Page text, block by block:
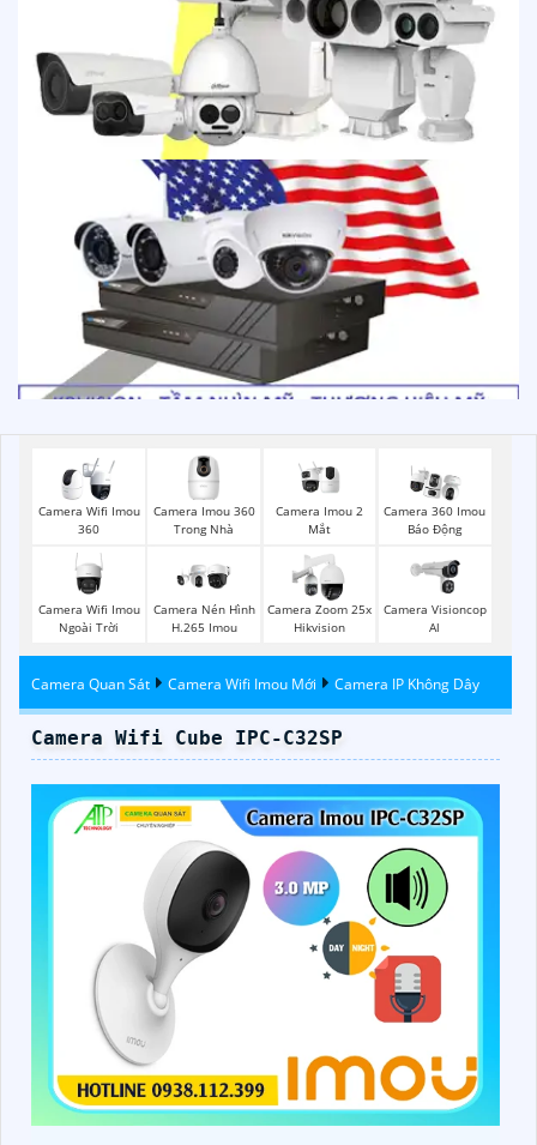
Camera Wifi Imou
360
Camera Imou 360
Trong Nhà
Camera Imou 2
Mắt
Camera 360 Imou
Báo Động
Camera Wifi Imou
Ngoài Trời
Camera Nén Hình
H.265 Imou
Camera Zoom 25x
Hikvision
Camera Visioncop
Al
Camera Quan Sát Camera Wifi Imou Mới Camera IP Không Dây
Camera Wifi Cube IPC-C32SP